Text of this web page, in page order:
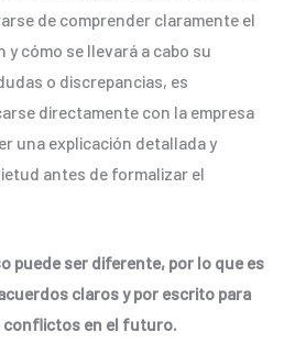
de comprender claramente el
cómo se llevará a cabo su
o discrepancias, es
directamente con la empresa
una explicación detallada y
antes de formalizar el
puede ser diferente, por lo que es
claros y por escrito para
conflictos en el futuro.